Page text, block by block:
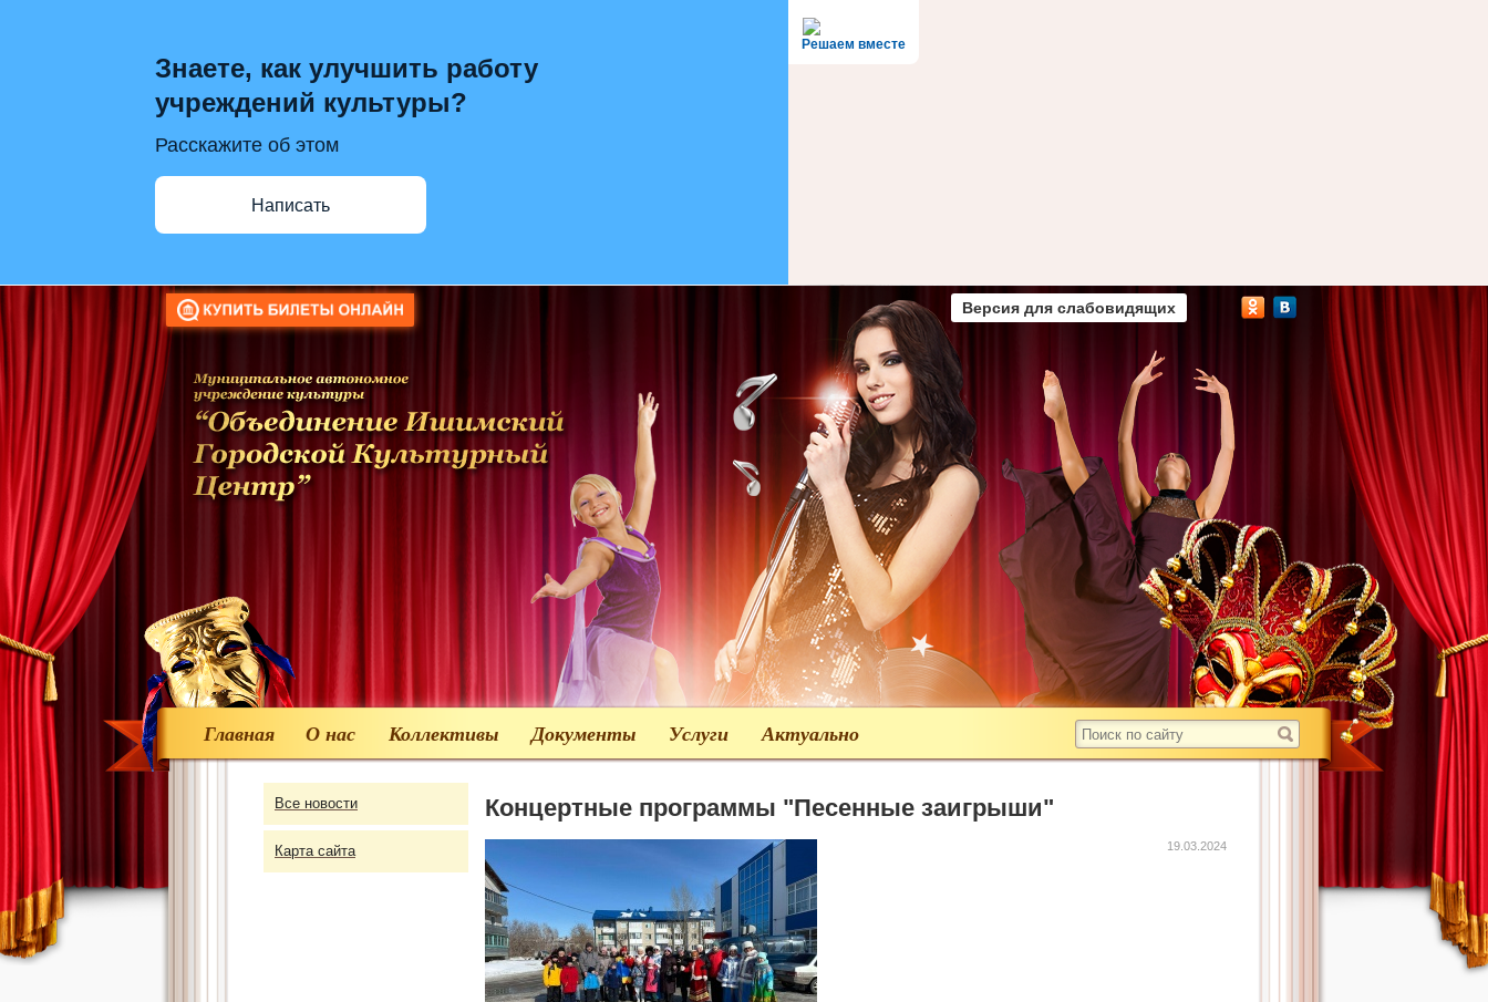
Решаем вместе
Знаете, как улучшить работу
учреждений культуры?
Расскажите об этом
Написать
Версия для слабовидящих
Главная О нас Коллективы Документы Услуги Актуально
Все новости
Карта сайта
Концертные программы "Песенные заигрыши"
19.03.2024